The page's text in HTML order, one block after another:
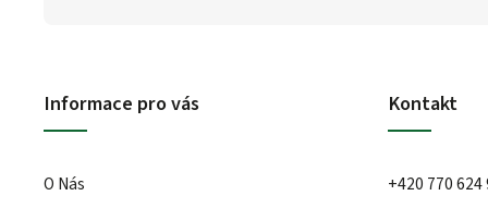
Informace pro vás
O Nás
Kontakt
+420 770 624